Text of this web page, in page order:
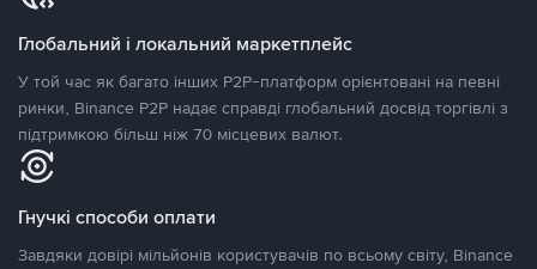
Глобальний і локальний маркетплейс
У той час як багато інших P2P-платформ орієнтовані на певні
ринки, Binance P2P надає справді глобальний досвід торгівлі з
підтримкою більш ніж 70 місцевих валют.
Гнучкі способи оплати
Завдяки довірі мільйонів користувачів по всьому світу, Binance